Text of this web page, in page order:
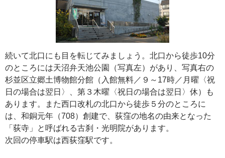
続いて北口にも目を転じてみましょう。北口から徒歩10分
のところには天沼弁天池公園（写真左）があり、写真右の
杉並区立郷土博物館分館（入館無料／９～17時／月曜〈祝
日の場合は翌日〉、第３木曜〈祝日の場合は翌日〉休）も
あります。また西口改札の北口から徒歩５分のところに
は、和銅元年（708）創建で、荻窪の地名の由来となった
「荻寺」と呼ばれる古刹・光明院があります。
次回の停車駅は西荻窪駅です。